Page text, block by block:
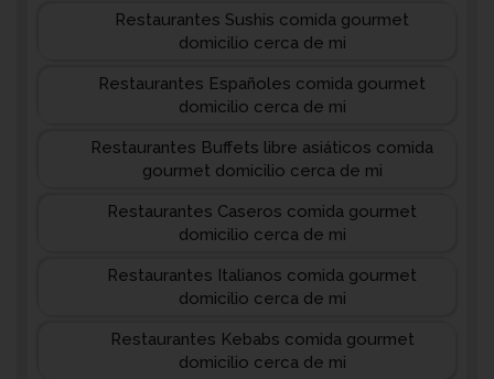
Restaurantes Sushis comida gourmet
domicilio cerca de mi
Restaurantes Españoles comida gourmet
domicilio cerca de mi
Restaurantes Buffets libre asiáticos comida
gourmet domicilio cerca de mi
Restaurantes Caseros comida gourmet
domicilio cerca de mi
Restaurantes Italianos comida gourmet
domicilio cerca de mi
Restaurantes Kebabs comida gourmet
domicilio cerca de mi